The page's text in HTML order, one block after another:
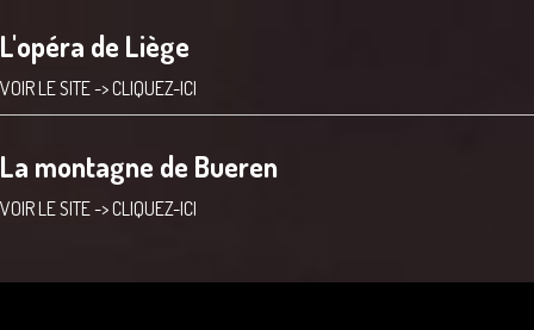
L'opéra de Liège
VOIR LE SITE ->CLIQUEZ-ICI
La montagne de Bueren
VOIR LE SITE ->CLIQUEZ-ICI